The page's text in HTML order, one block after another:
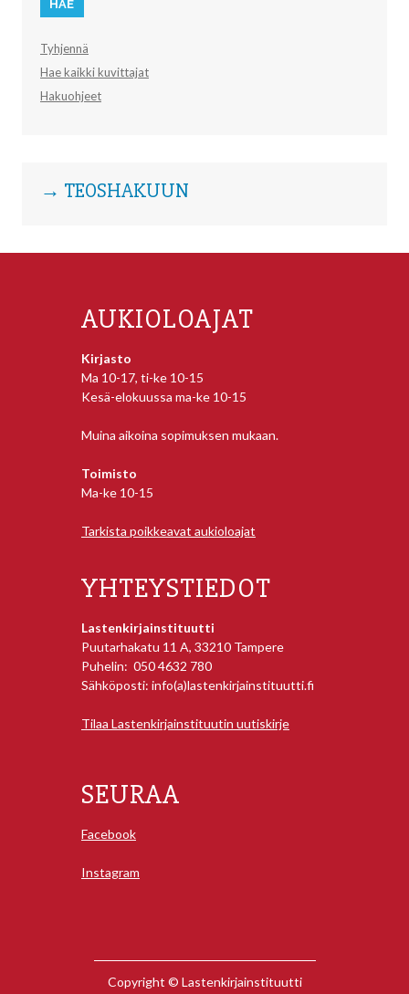
Tyhjennä
Hae kaikki kuvittajat
Hakuohjeet
→ TEOSHAKUUN
AUKIOLOAJAT
Kirjasto
Ma 10-17, ti-ke 10-15
Kesä-elokuussa ma-ke 10-15
Muina aikoina sopimuksen mukaan.
Toimisto
Ma-ke 10-15
Tarkista poikkeavat aukioloajat
YHTEYSTIEDOT
Lastenkirjainstituutti
Puutarhakatu 11 A, 33210 Tampere
Puhelin: 050 4632 780
Sähköposti: info(a)lastenkirjainstituutti.fi
Tilaa Lastenkirjainstituutin uutiskirje
SEURAA
Facebook
Instagram
Copyright © Lastenkirjainstituutti